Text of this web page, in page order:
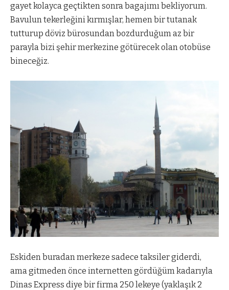
gayet kolayca geçtikten sonra bagajımı bekliyorum.
Bavulun tekerleğini kırmışlar, hemen bir tutanak
tutturup döviz bürosundan bozdurduğum az bir
parayla bizi şehir merkezine götürecek olan otobüse
bineceğiz.
Eskiden buradan merkeze sadece taksiler giderdi,
ama gitmeden önce internetten gördüğüm kadarıyla
Dinas Express diye bir firma 250 lekeye (yaklaşık 2